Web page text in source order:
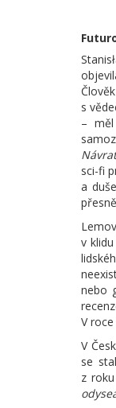
s
–
sci-fi
a
v
nebo
V
V
se
z